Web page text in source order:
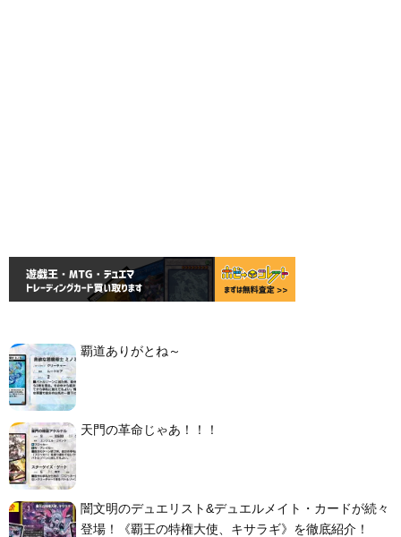
覇道ありがとね～
天門の革命じゃあ！！！
闇文明のデュエリスト&デュエルメイト・カードが続々
登場！《覇王の特権大使、キサラギ》を徹底紹介！